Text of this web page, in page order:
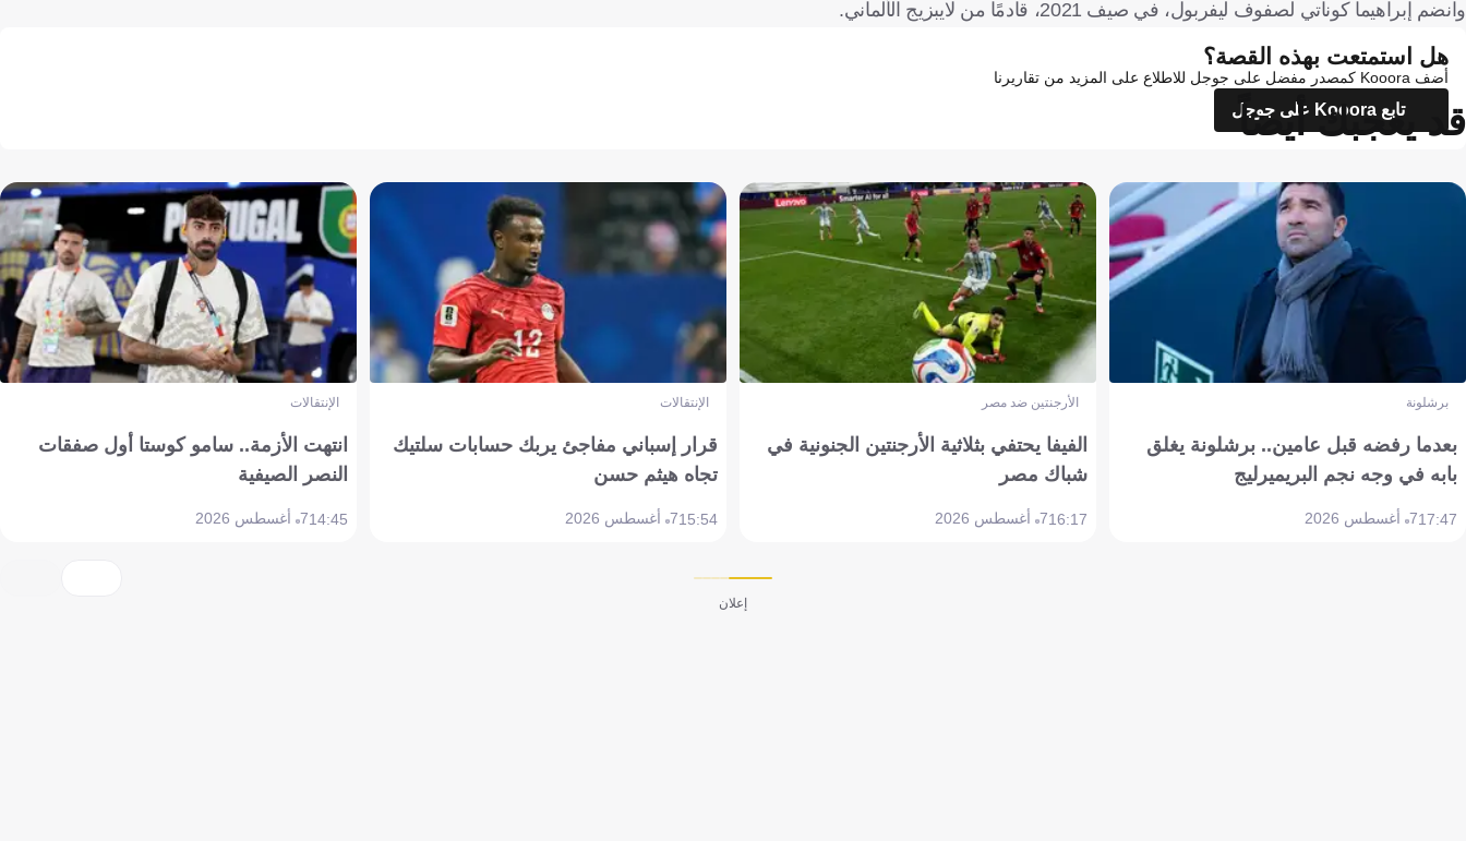
وانضم إبراهيما كوناتي لصفوف ليفربول، في صيف 2021، قادمًا من لايبزيج الألماني.
هل استمتعت بهذه القصة؟
أضف Kooora كمصدر مفضل على جوجل للاطلاع على المزيد من تقاريرنا
تابع Kooora على جوجل
قد يعجبك أيضاً
برشلونة
بعدما رفضه قبل عامين.. برشلونة يغلق
بابه في وجه نجم البريميرليج
17:477 أغسطس 2026
الأرجنتين ضد مصر
الفيفا يحتفي بثلاثية الأرجنتين الجنونية في
شباك مصر
16:177 أغسطس 2026
الإنتقالات
قرار إسباني مفاجئ يربك حسابات سلتيك
تجاه هيثم حسن
15:547 أغسطس 2026
الإنتقالات
انتهت الأزمة.. سامو كوستا أول صفقات
النصر الصيفية
14:457 أغسطس 2026
إعلان